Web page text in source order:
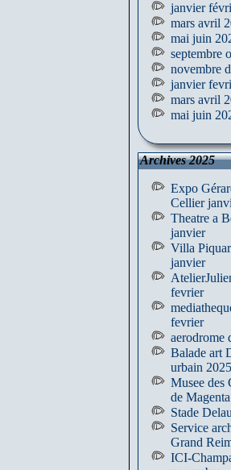
janvier
mars avril
mai juin
septembre
novembre
janvier
mars avril
mai juin
Archives 2025
Expo
Cellier
Theatre a
janvier
Villa
janvier
fevrier
fevrier
aerodrome
Balade art
urbain
Musee des
de
Stade
Service
Grand
ICI-